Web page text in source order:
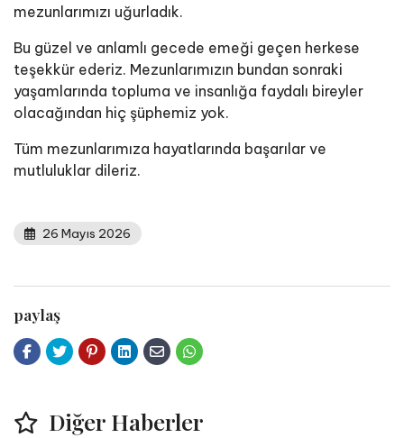
mezunlarımızı uğurladık.
Bu güzel ve anlamlı gecede emeği geçen herkese
teşekkür ederiz. Mezunlarımızın bundan sonraki
yaşamlarında topluma ve insanlığa faydalı bireyler
olacağından hiç şüphemiz yok.
Tüm mezunlarımıza hayatlarında başarılar ve
mutluluklar dileriz.
26 Mayıs 2026
paylaş
Diğer Haberler